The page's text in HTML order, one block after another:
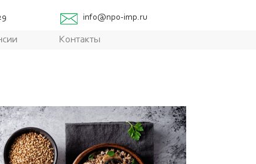
info@npo-imp.ru
Контакты